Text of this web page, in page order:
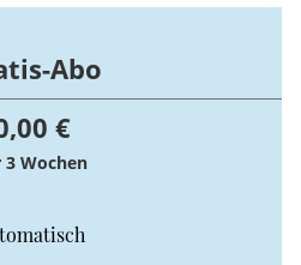
Michelangelo.
Abo
€
Wochen